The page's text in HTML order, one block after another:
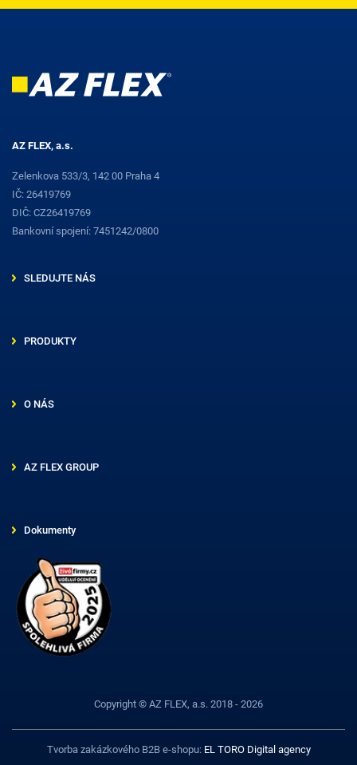
AZ FLEX, a.s.
Zelenkova 533/3, 142 00 Praha 4
IČ: 26419769
DIČ: CZ26419769
Bankovní spojení: 7451242/0800
SLEDUJTE NÁS
PRODUKTY
O NÁS
AZ FLEX GROUP
Dokumenty
Copyright © AZ FLEX, a.s. 2018 - 2026
Tvorba zakázkového B2B e-shopu: EL TORO Digital agency